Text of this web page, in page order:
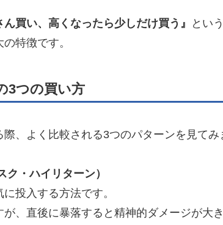
ん買い、高くなったら少しだけ買う』 とい
特徴です。
3つの買い方
、よく比較される3つのパターンを見てみ
・ハイリターン）
投入する方法です。
が、直後に暴落すると精神的ダメージが大